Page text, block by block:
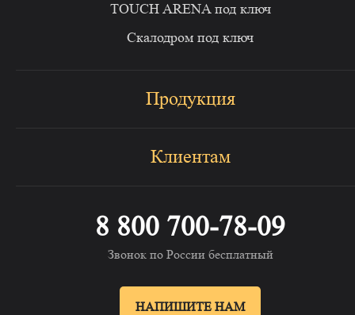
8 800 700-78-09
Звонок по России бесплатный
НАПИШИТЕ НАМ
TOUCH ARENA под ключ
Скалодром под ключ
Продукция
Клиентам